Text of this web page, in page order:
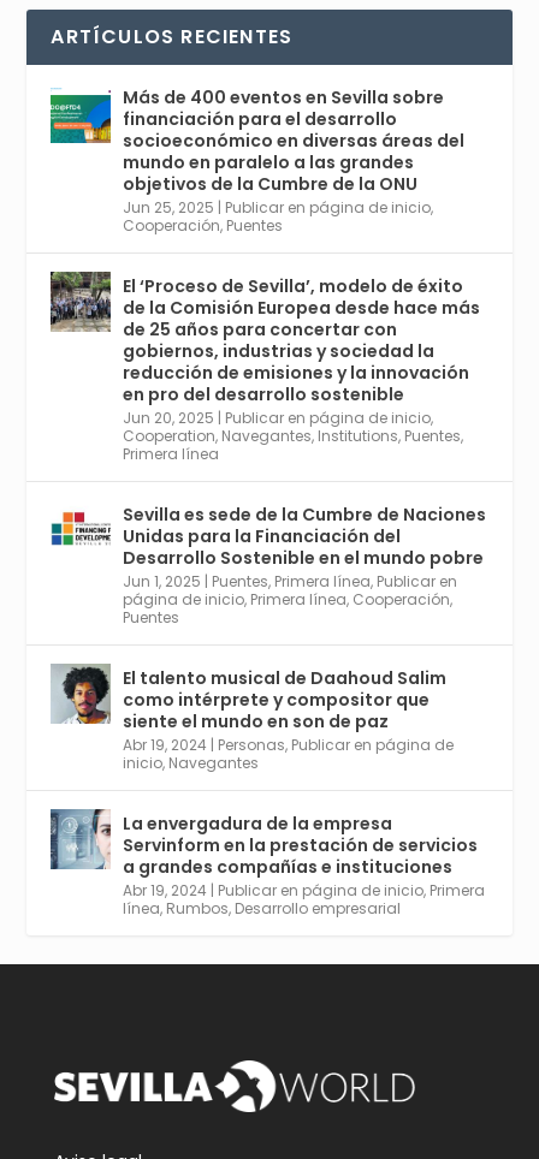
r
comienza en Sevilla este lunes 2 con la
Conferencia Internacional sobre Catálisis, y
con el Congreso de Parasitología. Del día 3 al
6, Congreso de Metodología de Ciencias
Sociales y la Salud; y los días 5 y 6 Jornadas
de Economía Industrial.
4
1 2 Twitter
Avata
r
Sevilla World @worldsevilla ·
21 May 2024
Conoce a @mvbim, la empresa sevillana
que ha sido pionera en España en el uso de
la tecnología BIM para digitalizar e
industrializar la arquitectura y la
construcción. Ver su dimensión
internacional en el reportaje de
@juanluispavon1 en @elCorreoWeb :
https://tinyurl.com/yfa2h55p
2 6 Twitter
Avata
Sevilla World @worldsevilla ·
30 Abr 2024
Aprovéchalo si vives en Sevilla capital o
provincia. Curso gratuito en Internet de las
Cosas, Inteligencia Artificial y Smart Cities
plazo acaba el 2 de mayo. Dota de gran
empleabilidad. Ver y enlace a inscripción:
https://tinyurl.com/yu5xhwjr
ARTÍCULOS RECIENTES
Más de 400 eventos en Sevilla sobre
financiación para el desarrollo
socioeconómico en diversas áreas del
mundo en paralelo a las grandes
objetivos de la Cumbre de la ONU
Jun 25, 2025 | Publicar en página de inicio,
Cooperación, Puentes
El ‘Proceso de Sevilla’, modelo de éxito
de la Comisión Europea desde hace más
de 25 años para concertar con
gobiernos, industrias y sociedad la
reducción de emisiones y la innovación
en pro del desarrollo sostenible
Jun 20, 2025 | Publicar en página de inicio,
Cooperation, Navegantes, Institutions, Puentes,
Primera línea
Sevilla es sede de la Cumbre de Naciones
Unidas para la Financiación del
Desarrollo Sostenible en el mundo pobre
Jun 1, 2025 | Puentes, Primera línea, Publicar en
página de inicio, Primera línea, Cooperación,
Puentes
El talento musical de Daahoud Salim
como intérprete y compositor que
siente el mundo en son de paz
Abr 19, 2024 | Personas, Publicar en página de
inicio, Navegantes
La envergadura de la empresa
Servinform en la prestación de servicios
a grandes compañías e instituciones
Abr 19, 2024 | Publicar en página de inicio, Primera
línea, Rumbos, Desarrollo empresarial